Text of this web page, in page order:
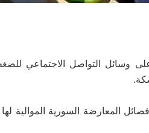
التواصل الاجتماعي للضغط
التركية بمساندة فصائل المعارضة